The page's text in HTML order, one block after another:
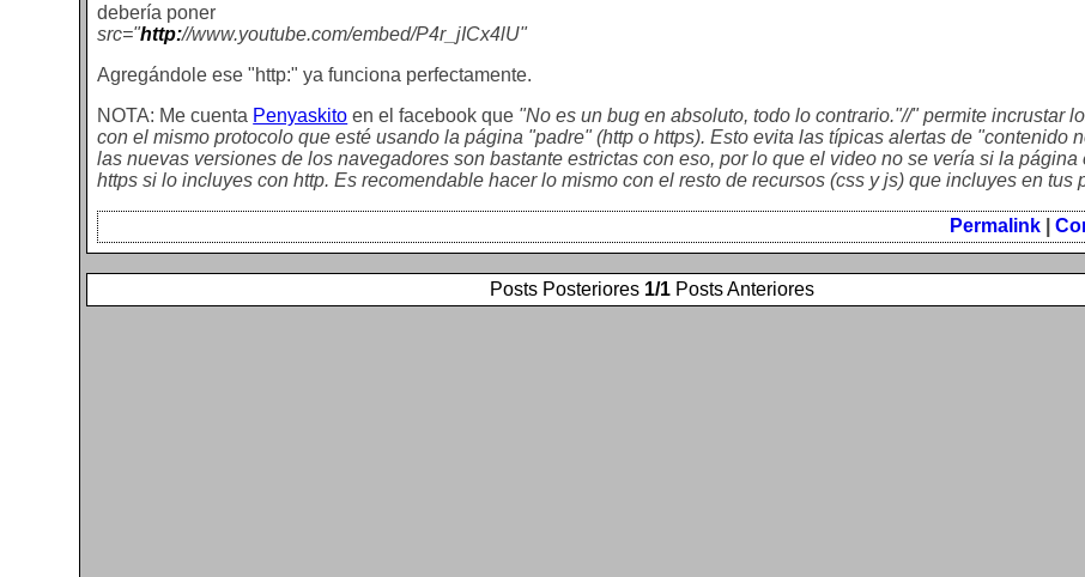
debería poner
src="http://www.youtube.com/embed/P4r_jICx4lU"
Agregándole ese "http:" ya funciona perfectamente.
NOTA: Me cuenta Penyaskito en el facebook que "No es un bug en absoluto, todo lo contrario."//" permite incrustar
con el mismo protocolo que esté usando la página "padre" (http o https). Esto evita las típicas alertas de "contenido
las nuevas versiones de los navegadores son bastante estrictas con eso, por lo que el video no se vería si la página
https si lo incluyes con http. Es recomendable hacer lo mismo con el resto de recursos (css y js) que incluyes en tus
Permalink
Posts Posteriores 1/1 Posts Anteriores